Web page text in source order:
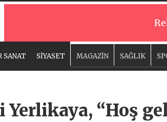
SANAT SİYASET MAGAZİN SAĞLIK
“Hoş